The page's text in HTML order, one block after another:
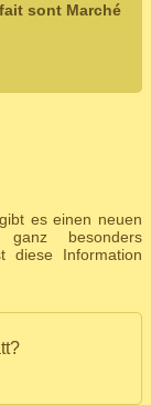
sont Marché
es einen neuen
besonders
diese Information